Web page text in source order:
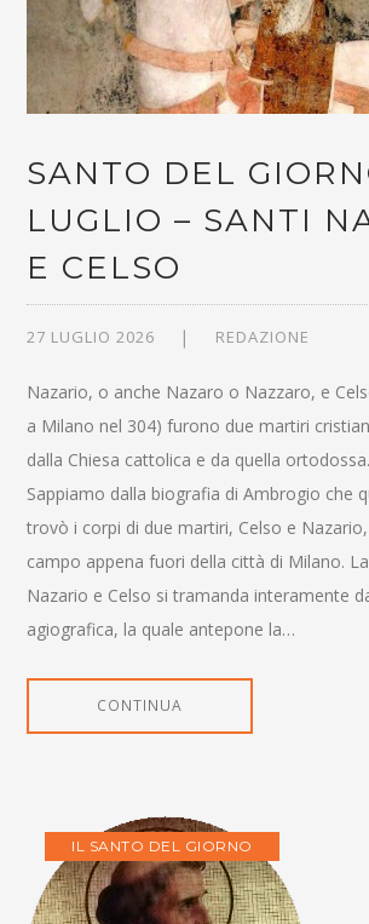
SANTO DEL
LUGLIO – SANTI
E CELSO
27 LUGLIO 2026 REDAZIONE
Nazario, o anche Nazaro o Nazzaro, e
a Milano nel 304) furono due martiri
dalla Chiesa cattolica e da quella
Sappiamo dalla biografia di Ambrogio che
trovò i corpi di due martiri, Celso e
campo appena fuori della città di Milano.
Nazario e Celso si tramanda interamente
agiografica, la quale antepone la…
CONTINUA
IL SANTO DEL GIORNO